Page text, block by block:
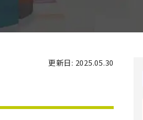
更新日: 2025.05.30